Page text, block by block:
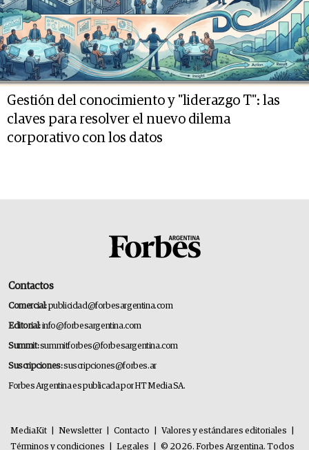
Gestión del conocimiento y "liderazgo T": las
claves para resolver el nuevo dilema
corporativo con los datos
Contactos
Comercial:publicidad@forbesargentina.com
Editorial:info@forbesargentina.com
Summit:summitforbes@forbesargentina.com
Suscripciones:suscripciones@forbes.ar
Forbes Argentina es publicada por HT Media SA.
MediaKit Newsletter Contacto Valores y estándares editoriales
Términos y condiciones
Legales © 2026. Forbes Argentina. Todos